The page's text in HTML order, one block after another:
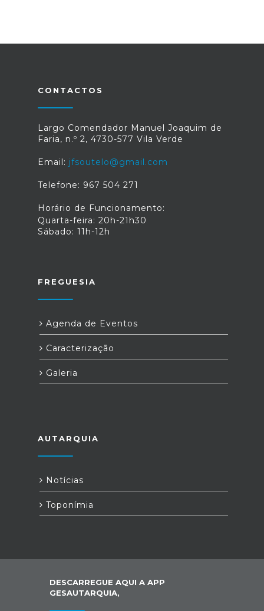
CONTACTOS
Largo Comendador Manuel Joaquim de
Faria, n.º 2, 4730-577 Vila Verde
Email: jfsoutelo@gmail.com
Telefone: 967 504 271
Horário de Funcionamento:
Quarta-feira: 20h-21h30
Sábado: 11h-12h
FREGUESIA
Agenda de Eventos
Caracterização
Galeria
AUTARQUIA
Notícias
Toponímia
DESCARREGUE AQUI A APP
GESAUTARQUIA,